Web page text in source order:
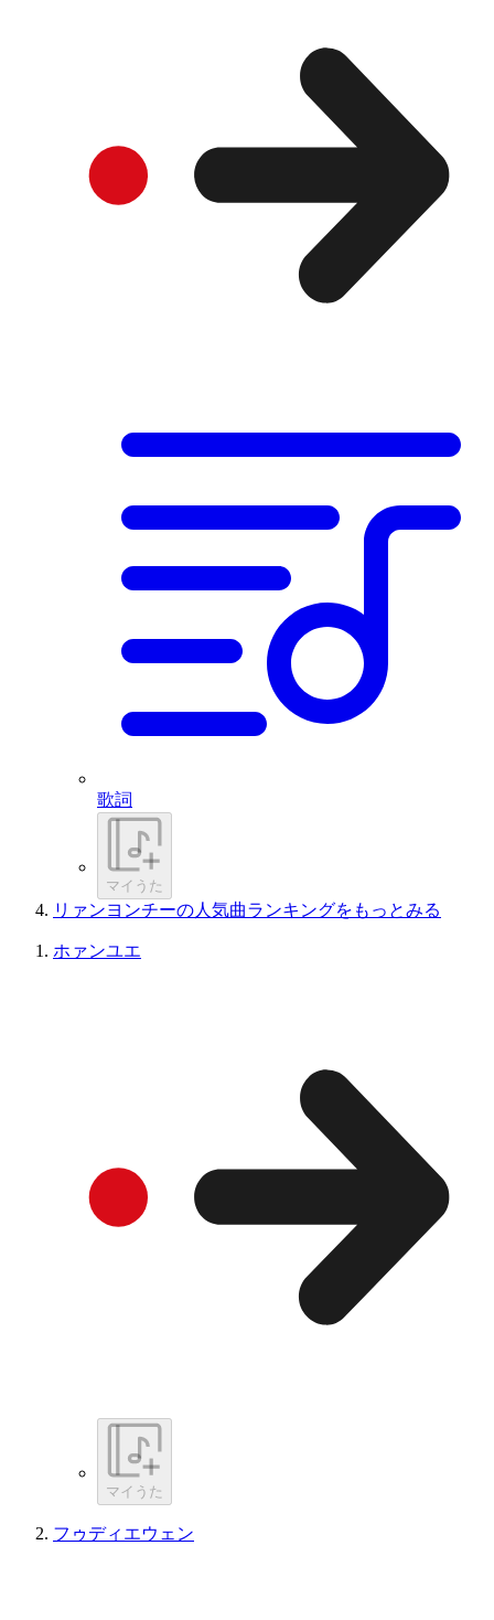
歌詞
マイうた
リァンヨンチーの人気曲ランキングをもっとみる
ホァンユエ
マイうた
フゥディエウェン